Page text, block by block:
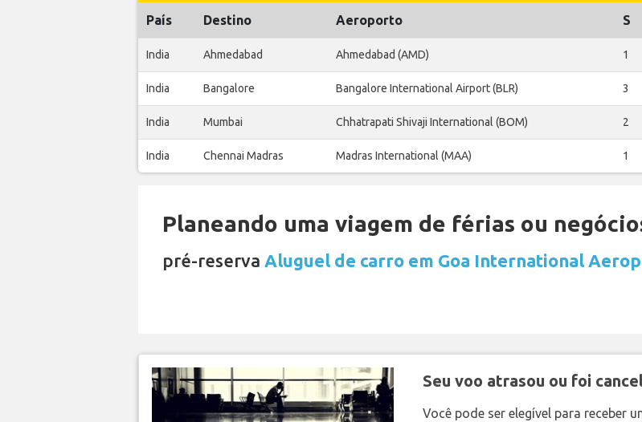
País Destino Aeroporto S
India Ahmedabad Ahmedabad (AMD) 1
India Bangalore Bangalore International Airport (BLR) 3
India Mumbai Chhatrapati Shivaji International (BOM) 2
India Chennai Madras Madras International (MAA) 1
Planeando uma viagem de férias ou
pré-reserva Aluguel de carro em Goa International
Seu voo atrasou ou foi
Você pode ser elegível para receber